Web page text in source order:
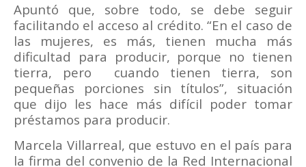
Apuntó que, sobre todo, se debe seguir
facilitando el acceso al crédito. “En el caso de
las mujeres, es más, tienen mucha más
dificultad para producir, porque no tienen
tierra, pero
cuando tienen tierra, son
pequeñas porciones sin títulos”, situación
que dijo les hace más difícil poder tomar
préstamos para producir.
Marcela Villarreal, que estuvo en el país para
la firma del convenio de la Red Internacional